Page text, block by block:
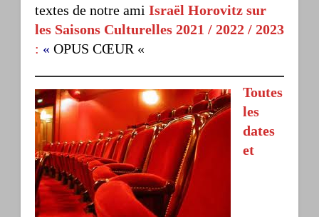
textes de notre ami Israël Horovitz sur
les Saisons Culturelles 2021 / 2022 / 2023
: « OPUS CŒUR «
Toutes
les
dates
et